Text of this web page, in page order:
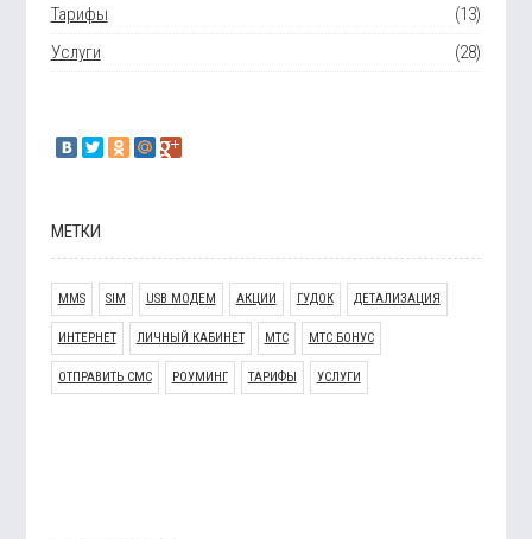
Тарифы
(13)
Услуги
(28)
МЕТКИ
MMS SIM USB МОДЕМ АКЦИИ ГУДОК ДЕТАЛИЗАЦИЯ
ИНТЕРНЕТ ЛИЧНЫЙ КАБИНЕТ МТС МТС БОНУС
ОТПРАВИТЬ СМС РОУМИНГ ТАРИФЫ УСЛУГИ